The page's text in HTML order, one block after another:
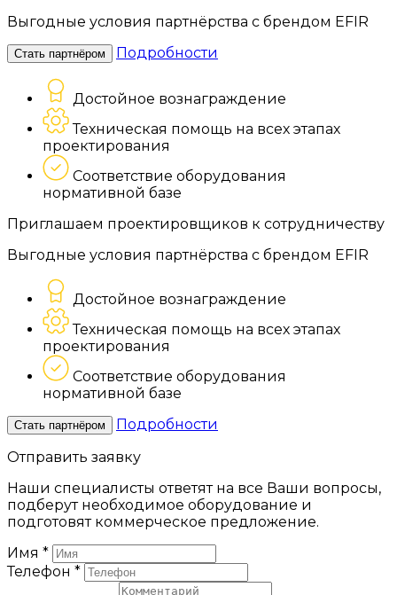
Выгодные условия партнёрства с брендом EFIR
Стать партнёром Подробности
Достойное вознаграждение
Техническая помощь на всех этапах
проектирования
Соответствие оборудования
нормативной базе
Приглашаем проектировщиков к сотрудничеству
Выгодные условия партнёрства с брендом EFIR
Достойное вознаграждение
Техническая помощь на всех этапах
проектирования
Соответствие оборудования
нормативной базе
Стать партнёром
Подробности
Отправить заявку
Наши специалисты ответят на все Ваши вопросы,
подберут необходимое оборудование и
подготовят коммерческое предложение.
Имя *
Телефон *